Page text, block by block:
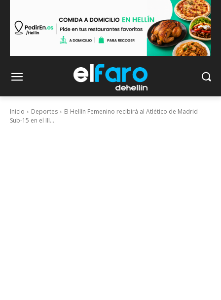
Inicio Deportes
El Hellín Femenino recibirá al Atlético de Madrid
Sub-15 en el III...